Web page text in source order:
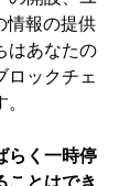
情報の提供
はあなたの
ロックチェ
らく一時停
ことはでき